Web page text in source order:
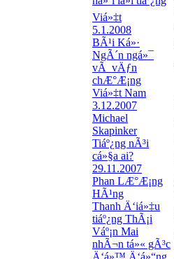
Viá»‡t
5.1.2008
BÃ¹i Ká»·
NgÃ´n ngá»¯
vÃ vÄƒn
chÆ°Æ¡ng
Viá»‡t Nam
3.12.2007
Michael
Skapinker
Tiáº¿ng nÃ³i
cá»§a ai?
29.11.2007
Phan LÆ°Æ¡ng
HÃ¹ng
Thanh Ä‘iá»‡u
tiáº¿ng ThÃ¡i
Váº¡n Mai
nhÃ¬n tá»« gÃ³c
Ä‘á»™ Ä‘á»“ng